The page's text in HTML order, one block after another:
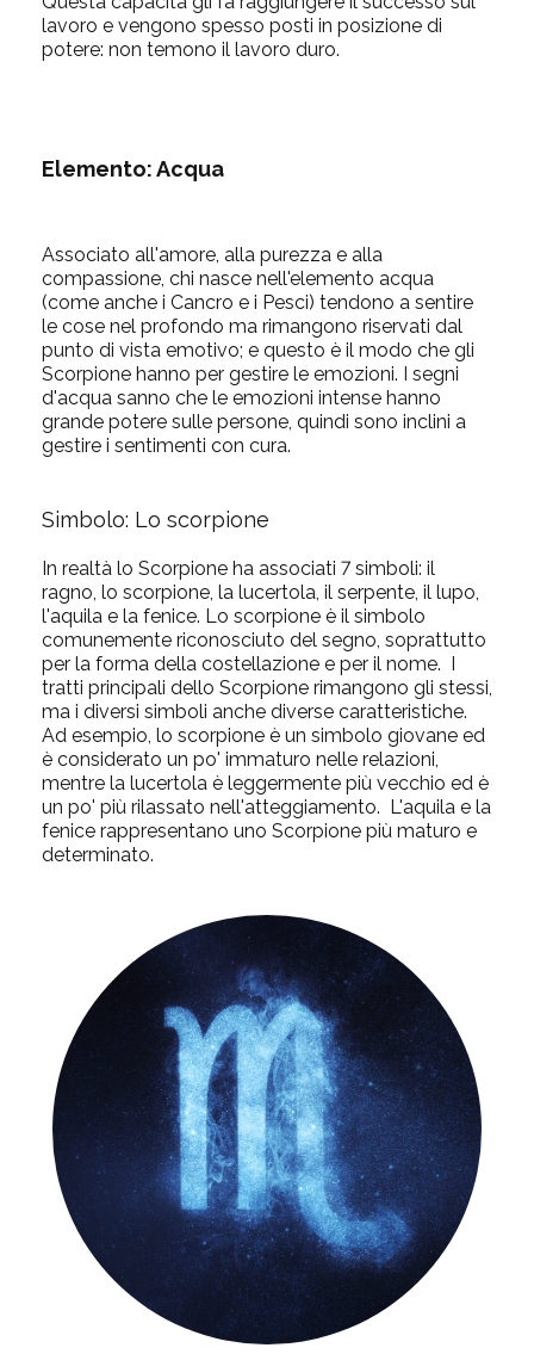
lavoro e vengono spesso posti in posizione di
potere: non temono il lavoro duro.
Elemento:Acqua
Associato all'amore, alla purezza e alla
compassione, chi nasce nell'elemento acqua
(come anche i Cancro e i Pesci) tendono a sentire
le cose nel profondo ma rimangono riservati dal
punto di vista emotivo; e questo è il modo che gli
Scorpione hanno per gestire le emozioni. I segni
d'acqua sanno che le emozioni intense hanno
grande potere sulle persone, quindi sono inclini a
gestire i sentimenti con cura.
Simbolo: Lo scorpione
In realtà lo Scorpione ha associati 7 simboli: il
ragno, lo scorpione, la lucertola, il serpente, il lupo,
l'aquila e la fenice. Lo scorpione è il simbolo
comunemente riconosciuto del segno, soprattutto
per la forma della costellazione e per il nome. I
tratti principali dello Scorpione rimangono gli stessi,
ma i diversi simboli anche diverse caratteristiche.
Ad esempio, lo scorpione è un simbolo giovane ed
è considerato un po' immaturo nelle relazioni,
mentre la lucertola è leggermente più vecchio ed è
un po' più rilassato nell'atteggiamento. L'aquila e la
fenice rappresentano uno Scorpione più maturo e
determinato.